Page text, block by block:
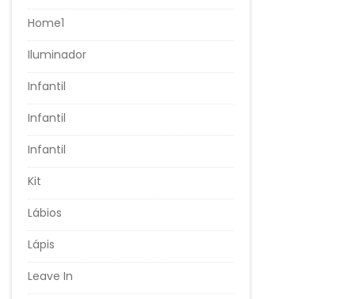
Home1
Iluminador
Infantil
Infantil
Infantil
Kit
Lábios
Lápis
Leave In